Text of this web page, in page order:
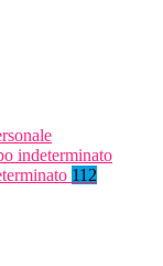
indeterminato
112